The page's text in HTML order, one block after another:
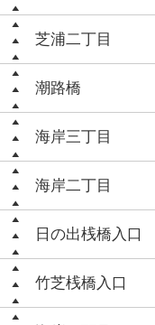
芝浦二丁目
潮路橋
海岸三丁目
海岸二丁目
日の出桟橋入口
竹芝桟橋入口